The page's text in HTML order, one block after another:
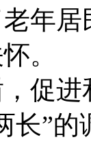
年
。
促
长”